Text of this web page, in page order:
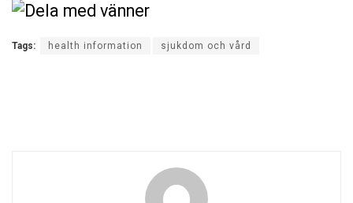
Tags: health information sjukdom och vård